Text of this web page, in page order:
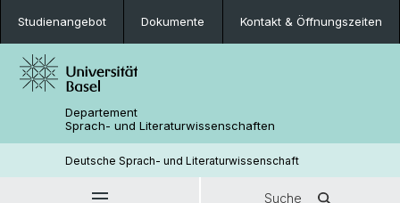
Studienangebot Dokumente Kontakt & Öffnungszeiten
Departement
Sprach- und Literaturwissenschaften
Deutsche Sprach- und Literaturwissenschaft
Suche